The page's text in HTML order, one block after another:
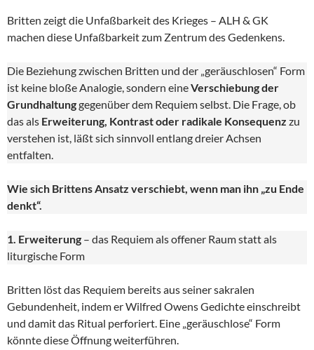
Britten zeigt die Unfaßbarkeit des Krieges – ALH & GK
machen diese Unfaßbarkeit zum Zentrum des Gedenkens.
Die Beziehung zwischen Britten und der „geräuschlosen“ Form
ist keine bloße Analogie, sondern eineVerschiebung der
Grundhaltunggegenüber dem Requiem selbst. Die Frage, ob
das als Erweiterung, Kontrast oder radikale Konsequenz zu
verstehen ist, läßt sich sinnvoll entlang dreier Achsen
entfalten.
Wie sich Brittens Ansatz verschiebt, wenn man ihn „zu Ende
denkt“.
1. Erweiterung – das Requiem als offener Raum statt als
liturgische Form
Britten löst das Requiem bereits aus seiner sakralen
Gebundenheit, indem er Wilfred Owens Gedichte einschreibt
und damit das Ritual perforiert. Eine „geräuschlose“ Form
könnte diese Öffnung weiterführen.